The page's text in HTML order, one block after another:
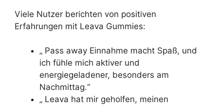
Viele Nutzer berichten von positiven
Erfahrungen mit Leava Gummies:
„ Pass away Einnahme macht Spaß, und
ich fühle mich aktiver und
energiegeladener, besonders am
Nachmittag.“
„ Leava hat mir geholfen, meinen